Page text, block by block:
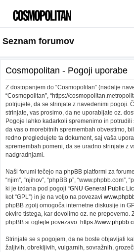
Seznam forumov
Cosmopolitan - Pogoji uporabe
Z dostopanjem do “Cosmopolitan” (nadalje
“Cosmopolitan”, “https://
potrjujete, da se strinjate z navedenimi pogoji.
strinjate, vas prosimo, da ne uporabljate oz.
Pogoje lahko kadarkoli spremenimo in
da vas o morebitnih spremembah obvestimo,
redno pregledujete ta dokument, saj vaša
spremembah pomeni, da se uradno strinjate z
nadgradnjami.
Naši forumi tečejo na phpBB platformi za
“njim”, “njihov”, “phpBB p”, “www.phpbb.com”,
ki je izdana pod pogoji “GNU General Public
kot “GPL”) in je na voljo na povezavi
phpBB zgolj omogoča internetne diskusije in
okvire tistega, kar dovolimo oz. ne prepovemo.
phpBB si oglejte povezavo: https://
Strinjate se s pogojem, da ne boste objavljali
žaljivih, obrekljivih, vulgarnih, sovražnih,